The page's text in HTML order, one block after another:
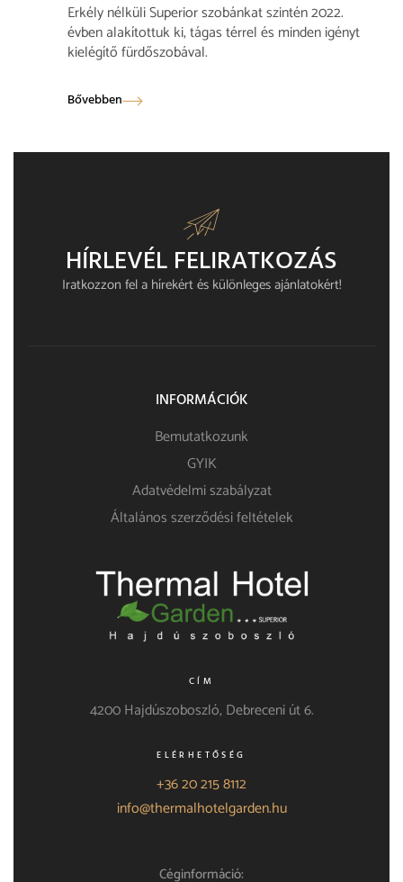
Erkély nélküli Superior szobánkat szintén 2022.
évben alakítottuk ki, tágas térrel és minden igényt
kielégítő fürdőszobával.
Bővebben
HÍRLEVÉL FELIRATKOZÁS​
Iratkozzon fel a hírekért és különleges ajánlatokért!
INFORMÁCIÓK
Bemutatkozunk
GYIK
Adatvédelmi szabályzat
Általános szerződési feltételek
CÍM
4200 Hajdúszoboszló, Debreceni út 6.
ELÉRHETŐSÉG
+36 20 215 8112
info@thermalhotelgarden.hu
Céginformáció: